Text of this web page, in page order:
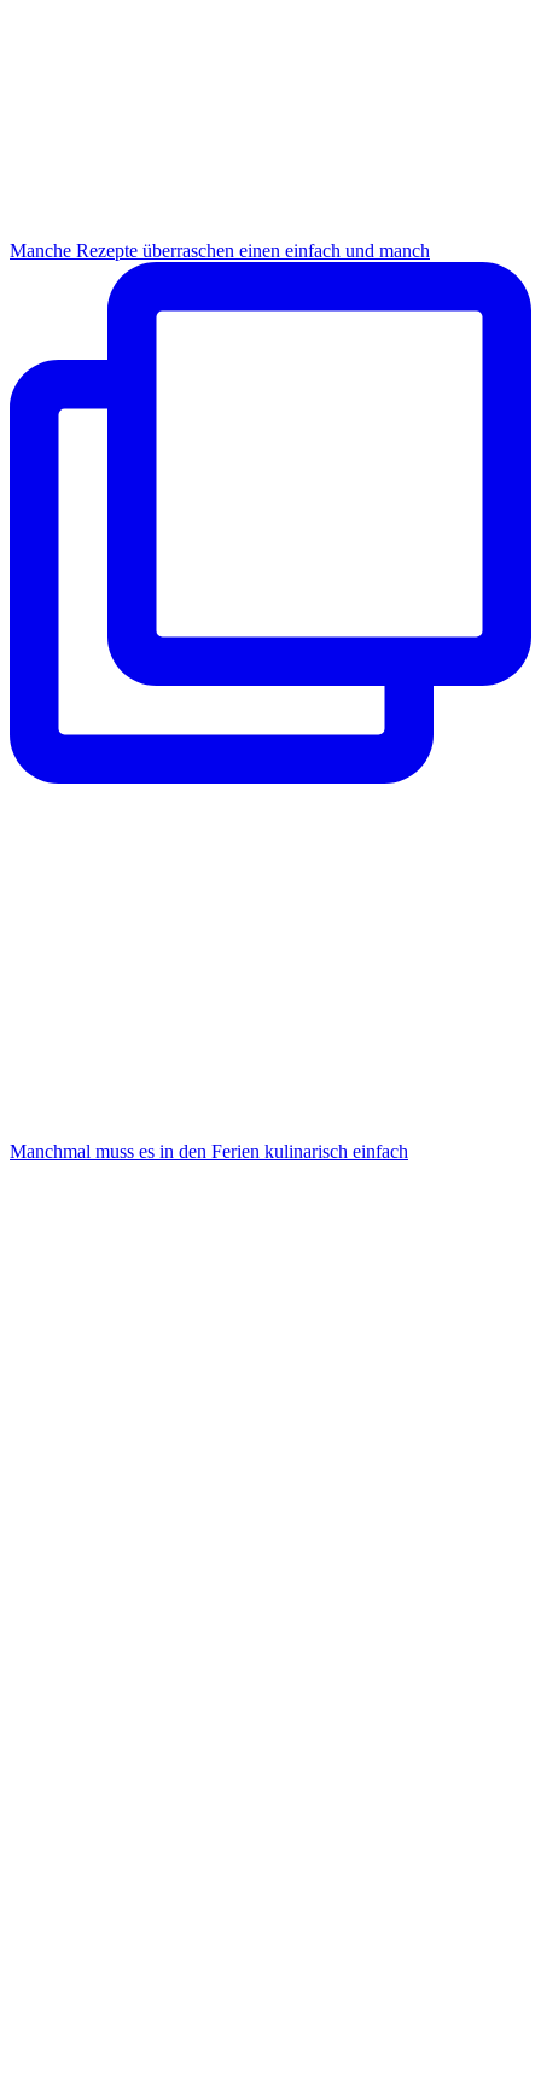
Manche Rezepte überraschen einen einfach und manch
Manchmal muss es in den Ferien kulinarisch einfach